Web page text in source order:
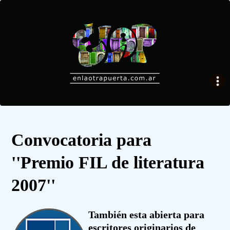
Convocatoria para
''Premio FIL de literatura
2007''
También esta abierta para
escritores originarios de